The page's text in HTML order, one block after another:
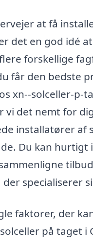
at få
det en god idé
forskellige
får den bedste
xn--solceller-p-
vi det nemt for
installatører af
Du kan hurtigt
der specialiserer
faktorer, der
på taget i